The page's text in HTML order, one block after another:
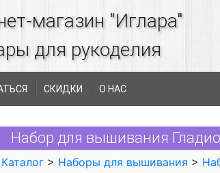
магазин "Иглара"
для рукоделия
СКИДКИ О НАС
Набор для вышивания
Каталог > Наборы для вышивания >